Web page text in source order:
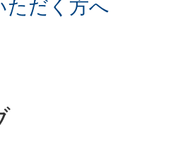
ただく方へ